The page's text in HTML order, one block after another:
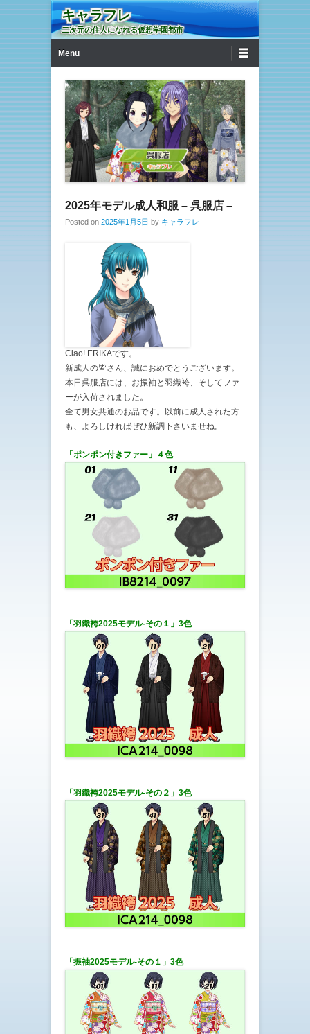
キャラフレ
二次元の住人になれる仮想学園都市
Menu
2025年モデル成人和服 – 呉服店 –
Posted on 2025年1月5日 by キャラフレ
Ciao! ERIKAです。
新成人の皆さん、誠におめでとうございます。
本日呉服店には、お振袖と羽織袴、そしてファ
ーが入荷されました。
全て男女共通のお品です。以前に成人された方
も、よろしければぜひ新調下さいませね。
「ポンポン付きファー 」４色
「羽織袴2025モデル-その１ 」3色
「羽織袴2025モデル-その２」3色
「振袖2025モデル-その１」3色